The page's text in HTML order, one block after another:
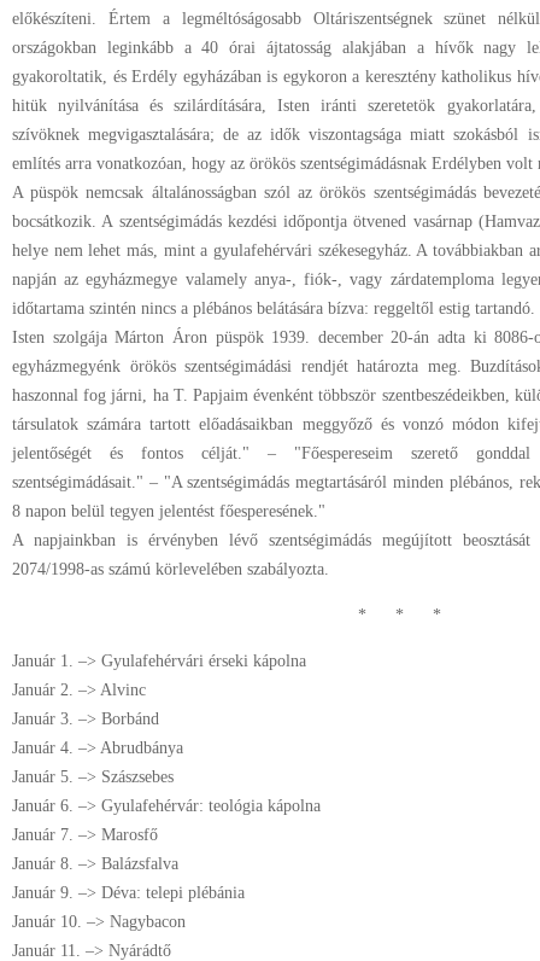
előkészíteni. Értem a legméltóságosabb Oltáriszentségnek szünet
országokban leginkább a 40 órai ájtatosság alakjában a hívők nagy
gyakoroltatik, és Erdély egyházában is egykoron a keresztény katholikus
hitük nyilvánítása és szilárdítására, Isten iránti szeretetök
szívöknek megvigasztalására; de az idők viszontagsága miatt szokásból
említés arra vonatkozóan, hogy az örökös szentségimádásnak Erdélyben
A püspök nemcsak általánosságban szól az örökös szentségimádás
bocsátkozik. A szentségimádás kezdési időpontja ötvened vasárnap
helye nem lehet más, mint a gyulafehérvári székesegyház. A továbbiakban
napján az egyházmegye valamely anya-, fiók-, vagy zárdatemploma
időtartama szintén nincs a plébános belátására bízva: reggeltől estig tartandó.
Isten szolgája Márton Áron püspök 1939. december 20-án adta ki 8086-
egyházmegyénk örökös szentségimádási rendjét határozta meg.
haszonnal fog járni, ha T. Papjaim évenként többször szentbeszédeikben,
társulatok számára tartott előadásaikban meggyőző és vonzó módon
jelentőségét és fontos célját." – "Főespereseim szerető
szentségimádásait." – "A szentségimádás megtartásáról minden plébános,
8 napon belül tegyen jelentést főesperesének."
A napjainkban is érvényben lévő szentségimádás megújított
2074/1998-as számú körlevelében szabályozta.
* * *
Január 1. –> Gyulafehérvári érseki kápolna
Január 2. –> Alvinc
Január 3. –> Borbánd
Január 4. –> Abrudbánya
Január 5. –> Szászsebes
Január 6. –> Gyulafehérvár: teológia kápolna
Január 7. –> Marosfő
Január 8. –> Balázsfalva
Január 9. –> Déva: telepi plébánia
Január 10. –> Nagybacon
Január 11. –> Nyárádtő